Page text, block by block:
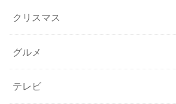
クリスマス
グルメ
テレビ